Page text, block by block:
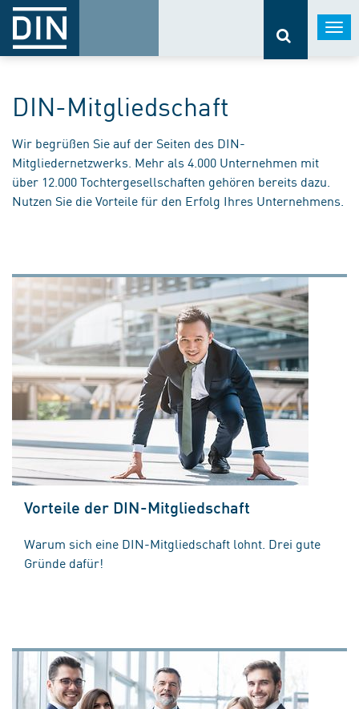
DIN-Mitgliedschaft
Wir begrüßen Sie auf der Seiten des DIN-
Mitgliedernetzwerks. Mehr als 4.000 Unternehmen mit
über 12.000 Tochtergesellschaften gehören bereits dazu.
Nutzen Sie die Vorteile für den Erfolg Ihres Unternehmens.
Vorteile der DIN-Mitgliedschaft
Warum sich eine DIN-Mitgliedschaft lohnt. Drei gute
Gründe dafür!